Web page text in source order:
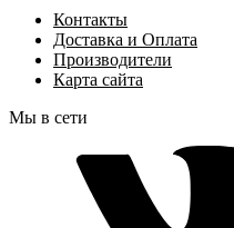
Контакты
Доставка и Оплата
Производители
Карта сайта
Мы в сети